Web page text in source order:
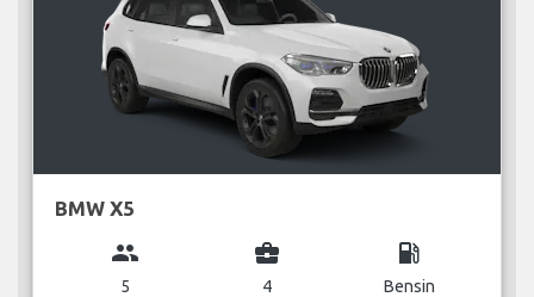
BMW X5
group
5
business_center
4
local_gas_station
Bensin